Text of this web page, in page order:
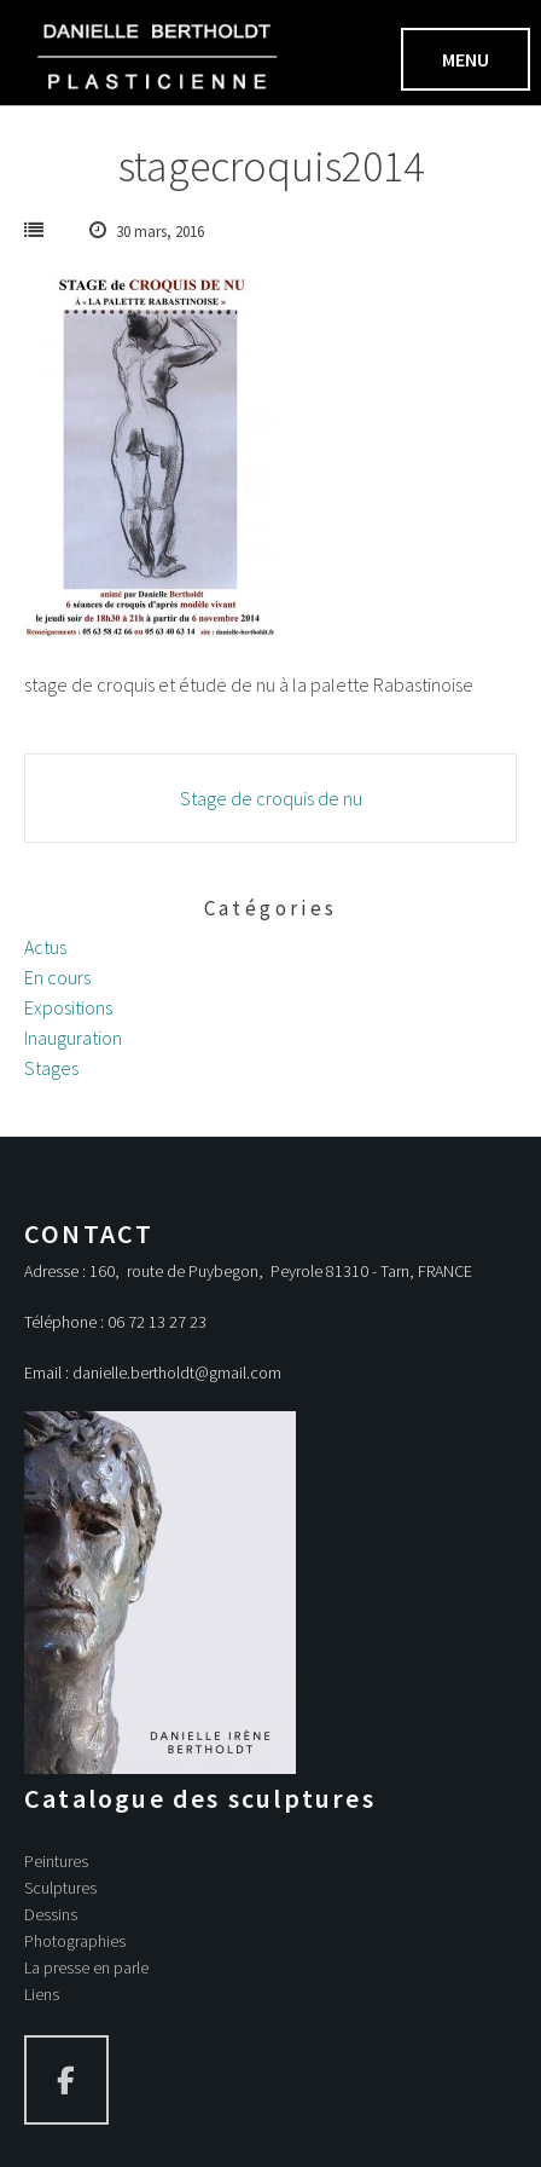
contenu
MENU
stagecroquis2014
30 mars, 2016
stage de croquis et étude de nu à la palette Rabastinoise
Stage de croquis de nu
Catégories
Actus
En cours
Expositions
Inauguration
Stages
CONTACT
Adresse : 160, route de Puybegon, Peyrole 81310 - Tarn, FRANCE
Téléphone : 06 72 13 27 23
Email : danielle.bertholdt@gmail.com
Catalogue des sculptures
Peintures
Sculptures
Dessins
Photographies
La presse en parle
Liens